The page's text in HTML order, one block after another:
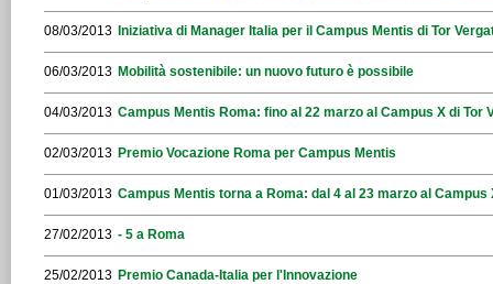
08/03/2013 Iniziativa di Manager Italia per il Campus Mentis di Tor
06/03/2013 Mobilità sostenibile: un nuovo futuro è possibile
04/03/2013 Campus Mentis Roma: fino al 22 marzo al Campus X di Tor
02/03/2013 Premio Vocazione Roma per Campus Mentis
01/03/2013 Campus Mentis torna a Roma: dal 4 al 23 marzo al Campus
27/02/2013 - 5 a Roma
25/02/2013 Premio Canada-Italia per l'Innovazione